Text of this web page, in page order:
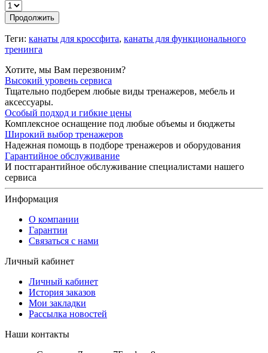
Продолжить
Теги: канаты для кроссфита, канаты для функционального
тренинга
Хотите, мы Вам перезвоним?
Высокий уровень сервиса
Тщательно подберем любые виды тренажеров, мебель и
аксессуары.
Особый подход и гибкие цены
Комплексное оснащение под любые объемы и бюджеты
Широкий выбор тренажеров
Надежная помощь в подборе тренажеров и оборудования
Гарантийное обслуживание
И постгарантийное обслуживание специалистами нашего
сервиса
Информация
О компании
Гарантии
Связаться с нами
Личный кабинет
Личный кабинет
История заказов
Мои закладки
Рассылка новостей
Наши контакты